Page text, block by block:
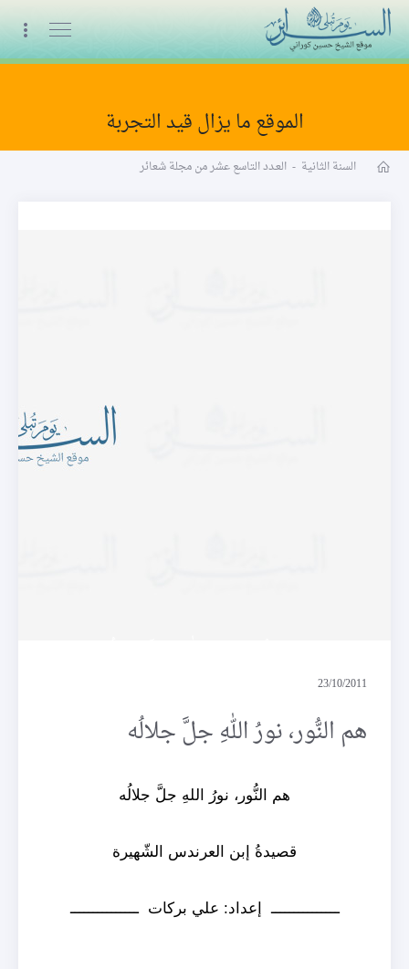
البث المباشر
الموقع ما يزال قيد التجربة
السنة الثانية - العـدد التاسع عشر من مجلة شعائر
23/10/2011
هم النُّور، نورُ اللهِ جلَّ جلالُه
هم النُّور، نورُ اللهِ جلَّ جلالُه
قصيدةُ إبن العرندس الشّهيرة
ـــــــــــــــ إعداد: علي بركات ـــــــــــــــ